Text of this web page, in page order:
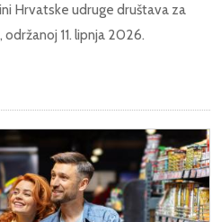
Hrvatske udruge društava za
11. lipnja 2026.